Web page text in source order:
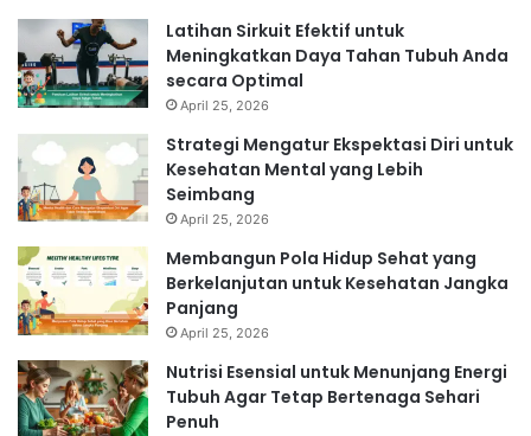
Latihan Sirkuit Efektif untuk
Meningkatkan Daya Tahan Tubuh Anda
secara Optimal
April 25, 2026
Strategi Mengatur Ekspektasi Diri untuk
Kesehatan Mental yang Lebih
Seimbang
April 25, 2026
Membangun Pola Hidup Sehat yang
Berkelanjutan untuk Kesehatan Jangka
Panjang
April 25, 2026
Nutrisi Esensial untuk Menunjang Energi
Tubuh Agar Tetap Bertenaga Sehari
Penuh